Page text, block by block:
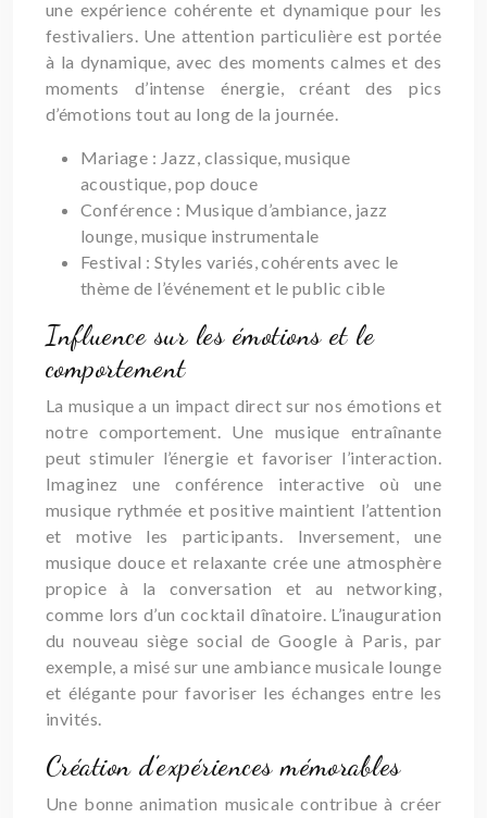
une expérience cohérente et dynamique pour les
festivaliers. Une attention particulière est portée
à la dynamique, avec des moments calmes et des
moments d’intense énergie, créant des pics
d’émotions tout au long de la journée.
Mariage : Jazz, classique, musique
acoustique, pop douce
Conférence : Musique d’ambiance, jazz
lounge, musique instrumentale
Festival : Styles variés, cohérents avec le
thème de l’événement et le public cible
Influence sur les émotions et le
comportement
La musique a un impact direct sur nos émotions et
notre comportement. Une musique entraînante
peut stimuler l’énergie et favoriser l’interaction.
Imaginez une conférence interactive où une
musique rythmée et positive maintient l’attention
et motive les participants. Inversement, une
musique douce et relaxante crée une atmosphère
propice à la conversation et au networking,
comme lors d’un cocktail dînatoire. L’inauguration
du nouveau siège social de Google à Paris, par
exemple, a misé sur une ambiance musicale lounge
et élégante pour favoriser les échanges entre les
invités.
Création d’expériences mémorables
Une bonne animation musicale contribue à créer